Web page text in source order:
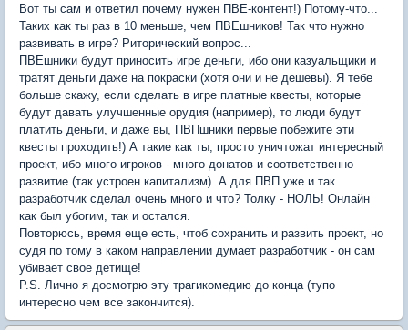
Вот ты сам и ответил почему нужен ПВЕ-контент!) Потому-что...
Таких как ты раз в 10 меньше, чем ПВЕшников! Так что нужно
развивать в игре? Риторический вопрос...
ПВЕшники будут приносить игре деньги, ибо они казуальщики и
тратят деньги даже на покраски (хотя они и не дешевы). Я тебе
больше скажу, если сделать в игре платные квесты, которые
будут давать улучшенные орудия (например), то люди будут
платить деньги, и даже вы, ПВПшники первые побежите эти
квесты проходить!) А такие как ты, просто уничтожат интересный
проект, ибо много игроков - много донатов и соответственно
развитие (так устроен капитализм). А для ПВП уже и так
разработчик сделал очень много и что? Толку - НОЛЬ! Онлайн
как был убогим, так и остался.
Повторюсь, время еще есть, чтоб сохранить и развить проект, но
судя по тому в каком направлении думает разработчик - он сам
убивает свое детище!
P.S. Лично я досмотрю эту трагикомедию до конца (тупо
интересно чем все закончится).